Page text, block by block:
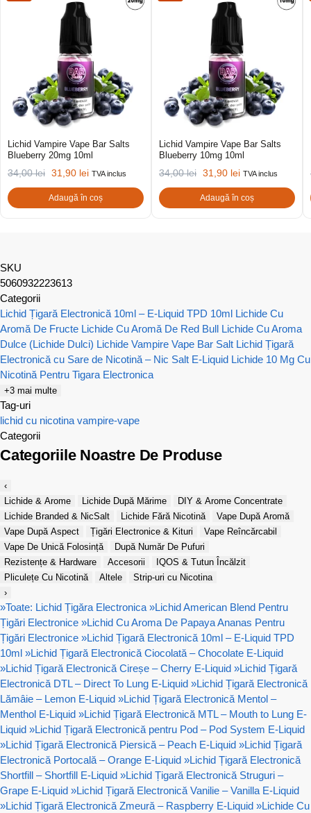
Lichid Vampire Vape Bar Salts
Blueberry 20mg 10ml
34,00lei 31,90 lei TVA inclus
Adaugă în coș
Lichid Vampire Vape Bar Salts
Blueberry 10mg 10ml
34,00lei 31,90 lei TVA inclus
Adaugă în coș
SKU
5060932223613
Categorii
Lichid Țigară Electronică 10ml – E-Liquid TPD 10ml Lichide Cu
Aromă De Fructe Lichide Cu Aromă De Red Bull Lichide Cu Aroma
Dulce (Lichide Dulci) Lichide Vampire Vape Bar Salt Lichid Țigară
Electronică cu Sare de Nicotină – Nic Salt E-Liquid Lichide 10 Mg Cu
Nicotină Pentru Tigara Electronica
+3 mai multe
Tag-uri
lichid cu nicotina vampire-vape
Categorii
Categoriile Noastre De Produse
‹
Lichide & Arome
Lichide După Mărime
DIY & Arome Concentrate
Lichide Branded & NicSalt
Lichide Fără Nicotină
Vape După Aromă
Vape După Aspect
Țigări Electronice & Kituri
Vape Reîncărcabil
Vape De Unică Folosință
După Număr De Pufuri
Rezistențe & Hardware
Accesorii
IQOS & Tutun Încălzit
Pliculețe Cu Nicotină
Altele
Strip-uri cu Nicotina
›
»Toate: Lichid Țigăra Electronica »Lichid American Blend Pentru
Țigări Electronice »Lichid Cu Aroma De Papaya Ananas Pentru
Țigări Electronice »Lichid Țigară Electronică 10ml – E-Liquid TPD
10ml »Lichid Țigară Electronică Ciocolată – Chocolate E-Liquid
»Lichid Țigară Electronică Cireșe – Cherry E-Liquid »Lichid Țigară
Electronică DTL – Direct To Lung E-Liquid »Lichid Țigară Electronică
Lămâie – Lemon E-Liquid »Lichid Țigară Electronică Mentol –
Menthol E-Liquid »Lichid Țigară Electronică MTL – Mouth to Lung E-
Liquid »Lichid Țigară Electronică pentru Pod – Pod System E-Liquid
»Lichid Țigară Electronică Piersică – Peach E-Liquid »Lichid Țigară
Electronică Portocală – Orange E-Liquid »Lichid Țigară Electronică
Shortfill – Shortfill E-Liquid »Lichid Țigară Electronică Struguri –
Grape E-Liquid »Lichid Țigară Electronică Vanilie – Vanilla E-Liquid
»Lichid Țigară Electronică Zmeură – Raspberry E-Liquid »Lichide Cu